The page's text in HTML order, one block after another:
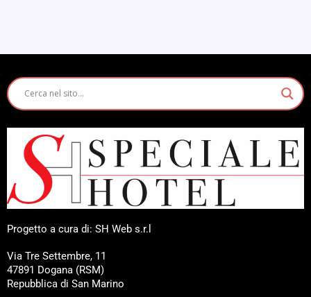
Progetto a cura di: SH Web s.r.l
Via Tre Settembre, 11
47891 Dogana (RSM)
Repubblica di San Marino